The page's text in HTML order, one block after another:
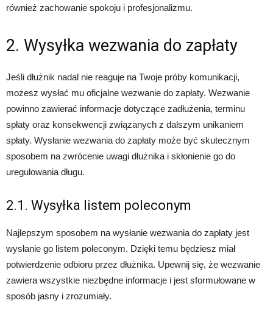
również zachowanie spokoju i profesjonalizmu.
2. Wysyłka wezwania do zapłaty
Jeśli dłużnik nadal nie reaguje na Twoje próby komunikacji,
możesz wysłać mu oficjalne wezwanie do zapłaty. Wezwanie
powinno zawierać informacje dotyczące zadłużenia, terminu
spłaty oraz konsekwencji związanych z dalszym unikaniem
spłaty. Wysłanie wezwania do zapłaty może być skutecznym
sposobem na zwrócenie uwagi dłużnika i skłonienie go do
uregulowania długu.
2.1. Wysyłka listem poleconym
Najlepszym sposobem na wysłanie wezwania do zapłaty jest
wysłanie go listem poleconym. Dzięki temu będziesz miał
potwierdzenie odbioru przez dłużnika. Upewnij się, że wezwanie
zawiera wszystkie niezbędne informacje i jest sformułowane w
sposób jasny i zrozumiały.